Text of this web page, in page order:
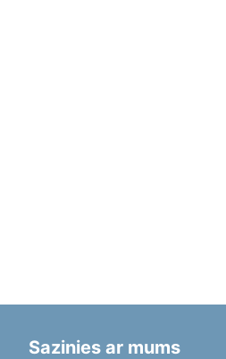
Sazinies ar mums